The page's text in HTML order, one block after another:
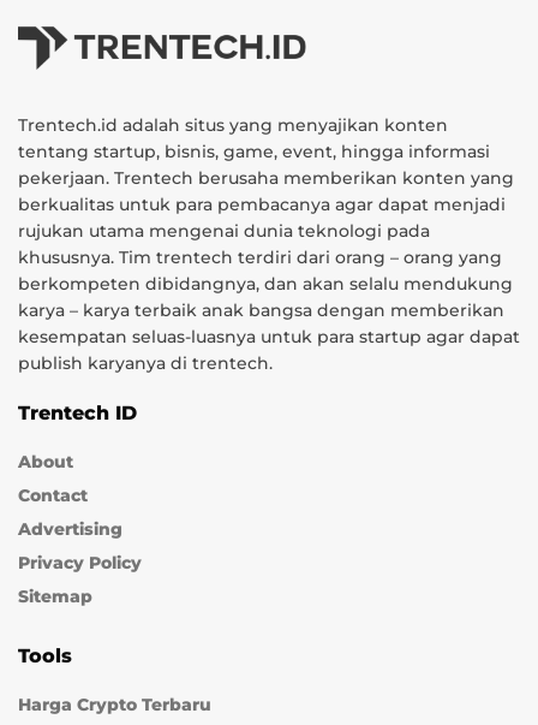
Trentech.id adalah situs yang menyajikan konten
tentang startup, bisnis, game, event, hingga informasi
pekerjaan. Trentech berusaha memberikan konten yang
berkualitas untuk para pembacanya agar dapat menjadi
rujukan utama mengenai dunia teknologi pada
khususnya. Tim trentech terdiri dari orang – orang yang
berkompeten dibidangnya, dan akan selalu mendukung
karya – karya terbaik anak bangsa dengan memberikan
kesempatan seluas-luasnya untuk para startup agar dapat
publish karyanya di trentech.
Trentech ID
About
Contact
Advertising
Privacy Policy
Sitemap
Tools
Harga Crypto Terbaru